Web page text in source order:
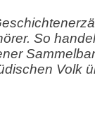
So
Volk